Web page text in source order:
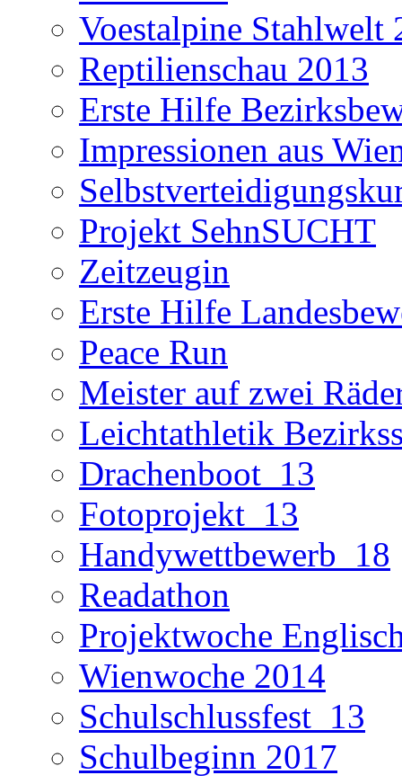
Voestalpine Stahlwelt
Reptilienschau 2013
Erste Hilfe
Impressionen aus
Projekt SehnSUCHT
Zeitzeugin
Erste Hilfe
Peace Run
Meister auf zwei
Leichtathletik
Drachenboot_13
Fotoprojekt_13
Handywettbewerb_18
Readathon
Projektwoche
Wienwoche 2014
Schulschlussfest_13
Schulbeginn 2017